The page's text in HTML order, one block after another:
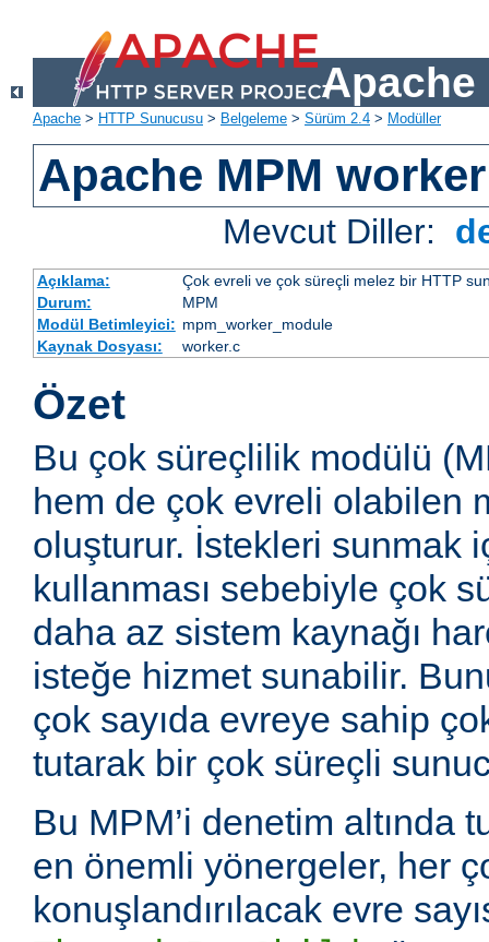
Apache
Apache > HTTP Sunucusu > Belgeleme > Sürüm 2.4 > Modüller
Apache MPM worker
Mevcut Diller:
Açıklama:
Çok evreli ve çok süreçli melez bir HTTP
Durum:
MPM
Modül Betimleyici: mpm_worker_module
Kaynak Dosyası:
worker.c
Özet
Bu çok süreçlilik modülü
hem de çok evreli olabilen
oluşturur. İstekleri sunmak
kullanması sebebiyle çok
daha az sistem kaynağı
isteğe hizmet sunabilir.
çok sayıda evreye sahip
tutarak bir çok süreçli
Bu MPM’i denetim altında
en önemli yönergeler, her
konuşlandırılacak evre